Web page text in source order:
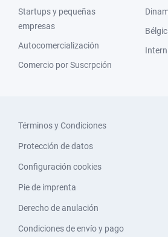
Startups y pequeñas
empresas
Autocomercialización
Comercio por Suscrpción
Términos y Condiciones
Protección de datos
Configuración cookies
Pie de imprenta
Derecho de anulación
Condiciones de envío y pago